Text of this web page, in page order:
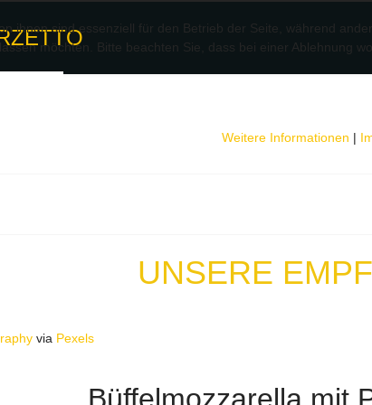
UNSERE
via Pexels
ihnen sind essenziell für den Betrieb der Seite, während
möchten. Bitte beachten Sie, dass bei einer Ablehnung
Weitere Informationen |